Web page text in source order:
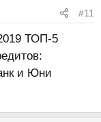
#11
ТОП-5
и Юни